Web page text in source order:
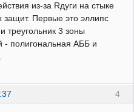
из-за Rдуги на стыке
защит. Первые это эллипс
треугольник 3 зоны
полигональная АББ и
4